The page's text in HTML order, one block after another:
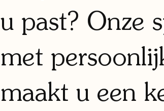
u past? Onze
met
maakt u een